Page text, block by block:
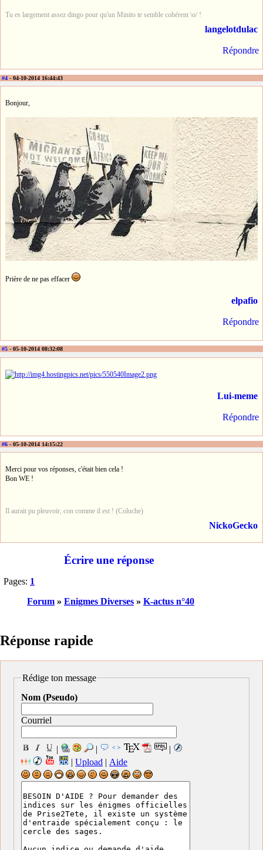
Tu es largement assez dingo pour qu'un Minito te semble cohérent \o/ !
langelotdulac
Répondre
#4 - 04-10-2014 16:44:43
Bonjour,
Prière de ne pas effacer
elpafio
Répondre
#5 - 05-10-2014 08:32:08
Lui-meme
Répondre
#6 - 05-10-2014 14:15:22
Merci pour vos réponses, c'était bien cela !
Bon WE !
Il aurait pu pleuvoir, con comme il est ! (Coluche)
NickoGecko
Écrire une réponse
Pages: 1
Forum » Enigmes Diverses » K-actus n°40
Réponse rapide
Rédige ton message
Nom (Pseudo)
Courriel
| |
|
| Upload | Aide